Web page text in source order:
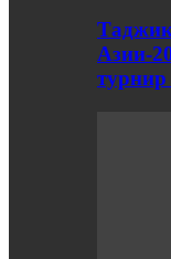
Азии-
турнир